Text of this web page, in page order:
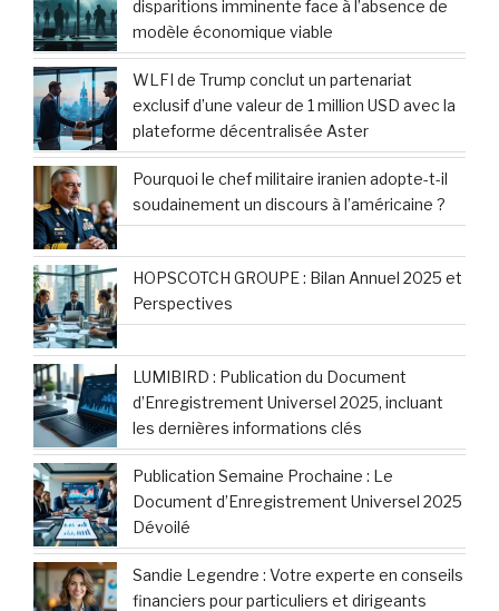
disparitions imminente face à l’absence de
modèle économique viable
WLFI de Trump conclut un partenariat
exclusif d’une valeur de 1 million USD avec la
plateforme décentralisée Aster
Pourquoi le chef militaire iranien adopte-t-il
soudainement un discours à l’américaine ?
HOPSCOTCH GROUPE : Bilan Annuel 2025 et
Perspectives
LUMIBIRD : Publication du Document
d’Enregistrement Universel 2025, incluant
les dernières informations clés
Publication Semaine Prochaine : Le
Document d’Enregistrement Universel 2025
Dévoilé
Sandie Legendre : Votre experte en conseils
financiers pour particuliers et dirigeants